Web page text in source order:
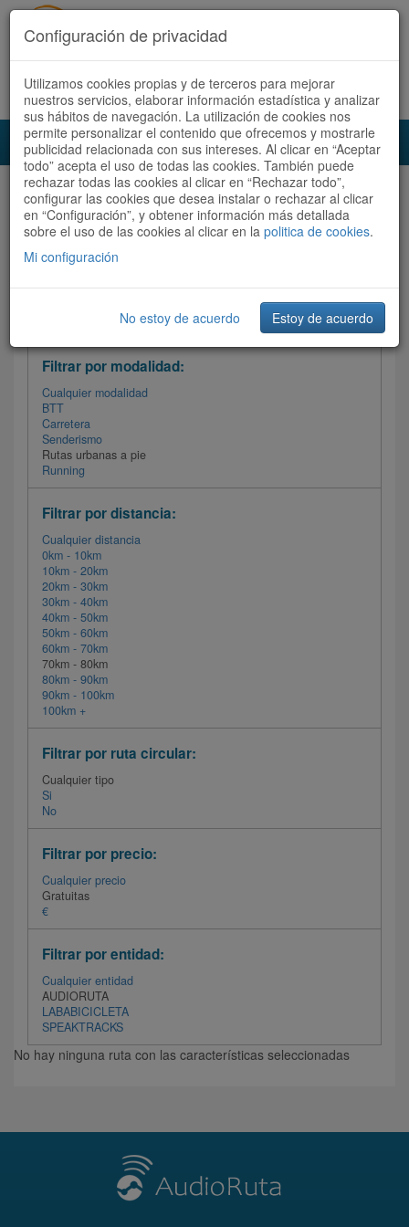
Acceder Registrate ahora Español | Català
Audioruta Todas las rutas
Todas las rutas Ordenar por:Más recientes
Filtrar las rutas
Filtrar por modalidad:
Cualquier modalidad
BTT
Carretera
Senderismo
Rutas urbanas a pie
Running
Filtrar por distancia:
Cualquier distancia
0km - 10km
10km - 20km
20km - 30km
30km - 40km
40km - 50km
50km - 60km
60km - 70km
70km - 80km
80km - 90km
90km - 100km
100km +
Filtrar por ruta circular:
Cualquier tipo
Si
No
Filtrar por precio:
Cualquier precio
Gratuitas
€
Filtrar por entidad:
Cualquier entidad
AUDIORUTA
LABABICICLETA
SPEAKTRACKS
No hay ninguna ruta con las características seleccionadas
Configuración de privacidad
Utilizamos cookies propias y de terceros para mejorar
nuestros servicios, elaborar información estadística y analizar
sus hábitos de navegación. La utilización de cookies nos
permite personalizar el contenido que ofrecemos y mostrarle
publicidad relacionada con sus intereses. Al clicar en “Aceptar
todo” acepta el uso de todas las cookies. También puede
rechazar todas las cookies al clicar en “Rechazar todo”,
configurar las cookies que desea instalar o rechazar al clicar
en “Configuración”, y obtener información más detallada
sobre el uso de las cookies al clicar en la politica de cookies.
Mi configuración
No estoy de acuerdo Estoy de acuerdo